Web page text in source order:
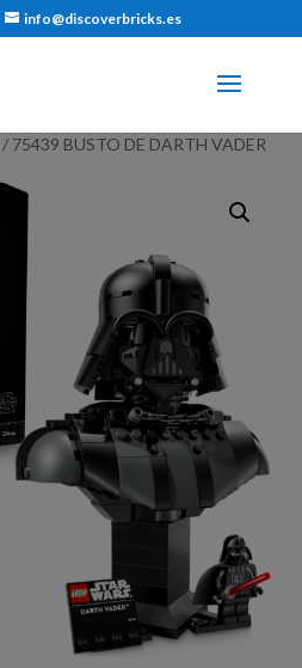
info@discoverbricks.es
/ 75439 BUSTO DE DARTH VADER